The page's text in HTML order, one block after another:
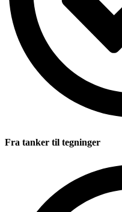
Fra tanker til tegninger